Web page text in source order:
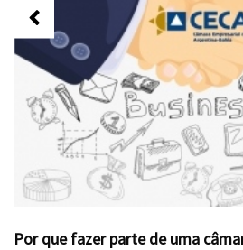
Por que fazer parte de uma